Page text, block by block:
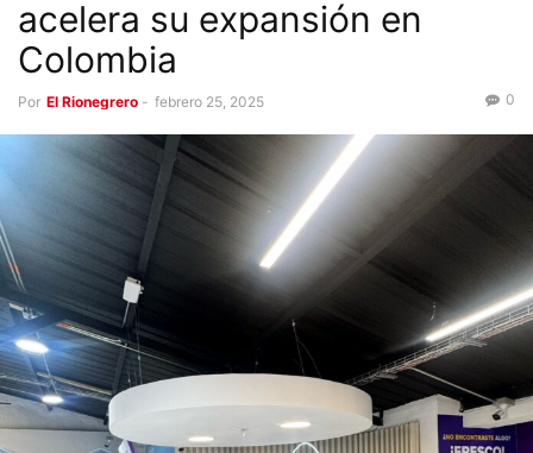
acelera su expansión en
Colombia
Por El Rionegrero - febrero 25, 2025 0